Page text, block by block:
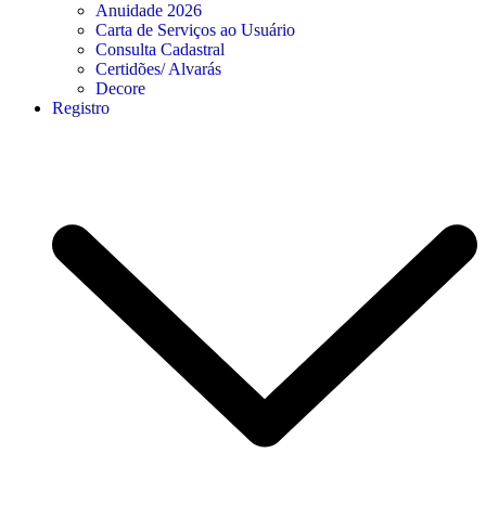
Anuidade 2026
Carta de Serviços ao Usuário
Consulta Cadastral
Certidões/ Alvarás
Decore
Registro